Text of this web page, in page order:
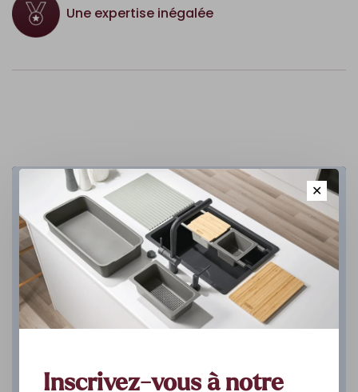
Une expertise inégalée
Cuisine
DÉCOUVREZ
✕
Inscrivez-vous à notre